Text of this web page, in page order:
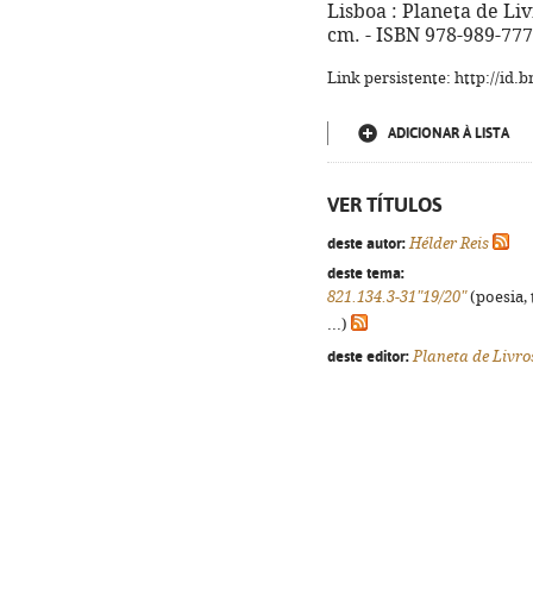
Lisboa : Planeta de
cm. - ISBN 978-989-
Link persistente: http://
ADICIONAR À LISTA
VER TÍTULOS
deste autor: Hélder Reis
deste tema:
821.134.3-31"19/20"(poesia,
...)
deste editor: Planeta de